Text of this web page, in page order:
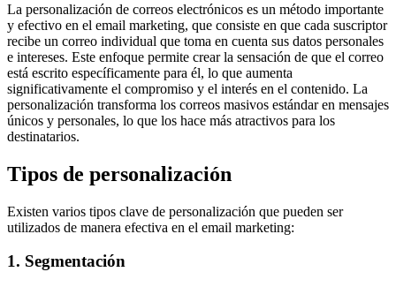
La personalización de correos electrónicos es un método importante
y efectivo en el email marketing, que consiste en que cada suscriptor
recibe un correo individual que toma en cuenta sus datos personales
e intereses. Este enfoque permite crear la sensación de que el correo
está escrito específicamente para él, lo que aumenta
significativamente el compromiso y el interés en el contenido. La
personalización transforma los correos masivos estándar en mensajes
únicos y personales, lo que los hace más atractivos para los
destinatarios.
Tipos de personalización
Existen varios tipos clave de personalización que pueden ser
utilizados de manera efectiva en el email marketing:
1. Segmentación